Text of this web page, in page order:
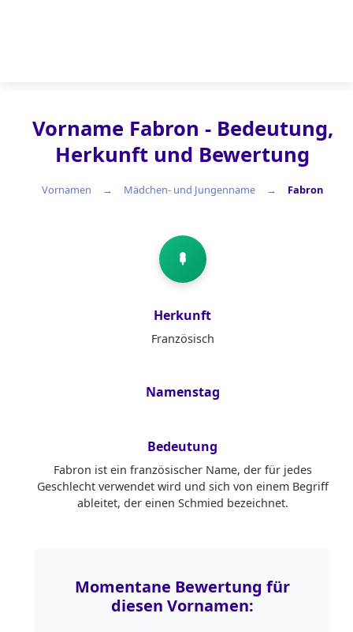
Vorname Fabron - Bedeutung,
Herkunft und Bewertung
Vornamen Mädchen- und Jungenname Fabron
Mädchen- und Jungenname
Herkunft
Französisch
Namenstag
Bedeutung
Fabron ist ein französischer Name, der für jedes
Geschlecht verwendet wird und sich von einem Begriff
ableitet, der einen Schmied bezeichnet.
Momentane Bewertung für
diesen Vornamen: